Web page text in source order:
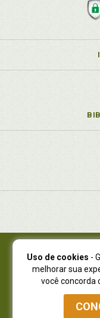
Juruá Editora
Juruá
NOVO ENDEREÇO:
Atendimento: (41)
Uso de cookies -
melhorar sua
você concorda